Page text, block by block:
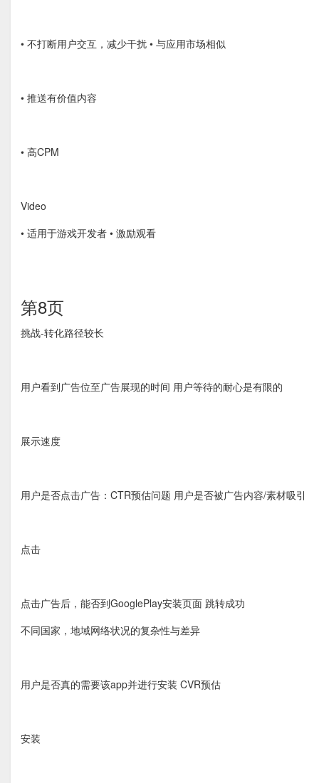
• 不打断用户交互，减少干扰 • 与应用市场相似
• 推送有价值内容
• 高CPM
Video
• 适用于游戏开发者 • 激励观看
第8页
挑战-转化路径较长
用户看到广告位至广告展现的时间 用户等待的耐心是有限的
展示速度
用户是否点击广告：CTR预估问题 用户是否被广告内容/素材吸引
点击
点击广告后，能否到GooglePlay安装页面 跳转成功
不同国家，地域网络状况的复杂性与差异
用户是否真的需要该app并进行安装 CVR预估
安装